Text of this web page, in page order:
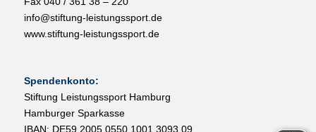
info@stiftung-leistungssport.de
www.stiftung-leistungssport.de
Spendenkonto:
Stiftung Leistungssport Hamburg
Hamburger Sparkasse
IBAN: DE59 2005 0550 1001 3093 09